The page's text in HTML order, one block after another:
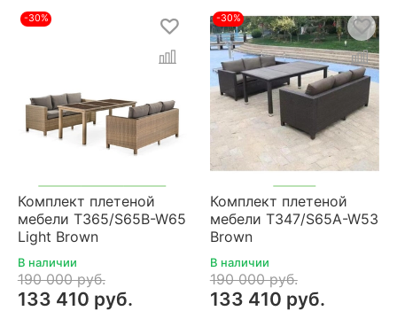
-30%
Комплект плетеной
мебели T365/S65B-W65
Light Brown
В наличии
190 000 руб.
133 410 руб.
-30%
Комплект плетеной
мебели T347/S65A-W53
Brown
В наличии
190 000 руб.
133 410 руб.